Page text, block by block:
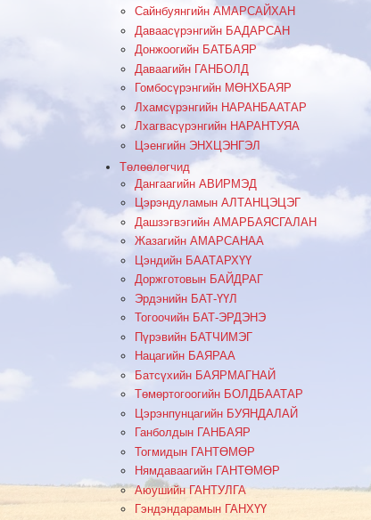
Сайнбуянгийн АМАРСАЙХАН
Даваасүрэнгийн БАДАРСАН
Донжоогийн БАТБАЯР
Даваагийн ГАНБОЛД
Гомбосүрэнгийн МӨНХБАЯР
Лхамсүрэнгийн НАРАНБААТАР
Лхагвасүрэнгийн НАРАНТУЯА
Цэенгийн ЭНХЦЭНГЭЛ
Төлөөлөгчид
Дангаагийн АВИРМЭД
Цэрэндуламын АЛТАНЦЭЦЭГ
Дашзэгвэгийн АМАРБАЯСГАЛАН
Жазагийн АМАРСАНАА
Цэндийн БААТАРХҮҮ
Доржготовын БАЙДРАГ
Эрдэнийн БАТ-ҮҮЛ
Тогоочийн БАТ-ЭРДЭНЭ
Пүрэвийн БАТЧИМЭГ
Нацагийн БАЯРАА
Батсүхийн БАЯРМАГНАЙ
Төмөртогоогийн БОЛДБААТАР
Цэрэнпунцагийн БУЯНДАЛАЙ
Ганболдын ГАНБАЯР
Тогмидын ГАНТӨМӨР
Нямдаваагийн ГАНТӨМӨР
Аюушийн ГАНТУЛГА
Гэндэндарамын ГАНХҮҮ